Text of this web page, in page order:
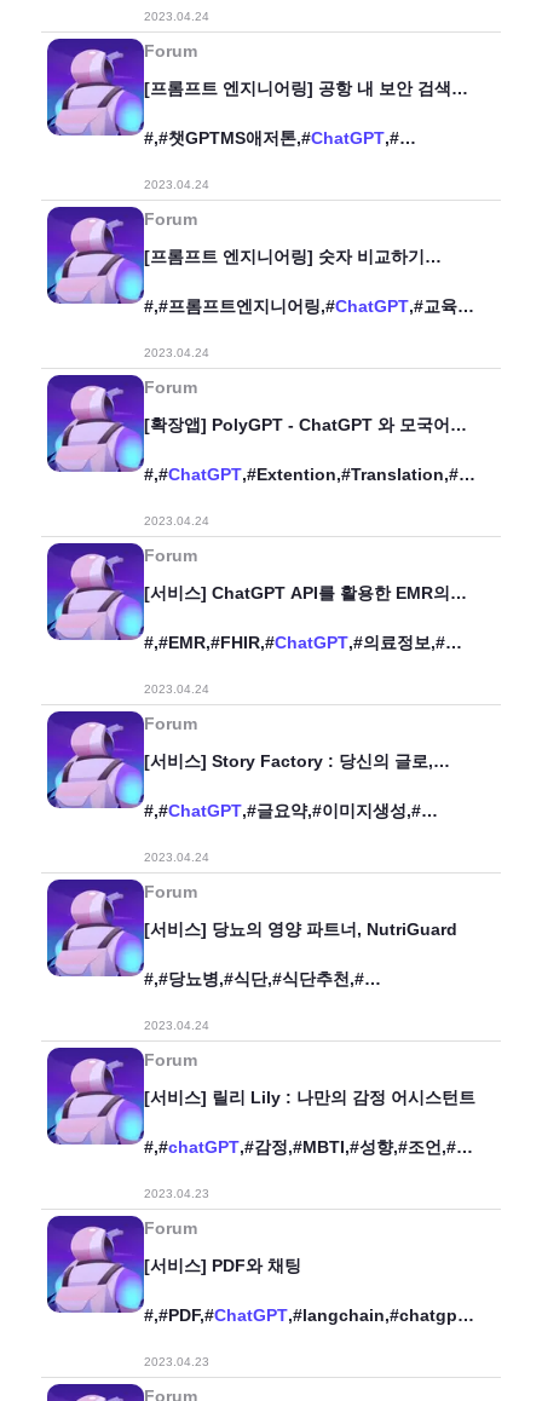
냉장고파먹기,#
2023.04.24
Forum
[프롬프트 엔지니어링] 공항 내 보안 검색
#,#챗GPTMS애저톤,#ChatGPT,#
2023.04.24
Forum
[프롬프트 엔지니어링] 숫자 비교하기
#,#프롬프트엔지니어링,#ChatGPT,#교육,#
숫자비교놀이,#Promptengineering,#
2023.04.24
Forum
[확장앱] PolyGPT - ChatGPT 와 모국어로
#,#ChatGPT,#Extention,#Translation,#P
2023.04.24
Forum
[서비스] ChatGPT API를 활용한 EMR의
#,#EMR,#FHIR,#ChatGPT,#의료정보,#
2023.04.24
Forum
[서비스] Story Factory : 당신의 글로,
#,#ChatGPT,#글요약,#이미지생성,#
생성AI,#StoryFactory,#어린이,#작가,#
교육,#
2023.04.24
Forum
[서비스] 당뇨의 영양 파트너, NutriGuard
#,#당뇨병,#식단,#식단추천,#
2023.04.24
Forum
[서비스] 릴리 Lily : 나만의 감정 어시스턴트
#,#chatGPT,#감정,#MBTI,#성향,#조언,#
2023.04.23
Forum
[서비스] PDF와 채팅
#,#PDF,#ChatGPT,#langchain,#chatgpt_
2023.04.23
Forum